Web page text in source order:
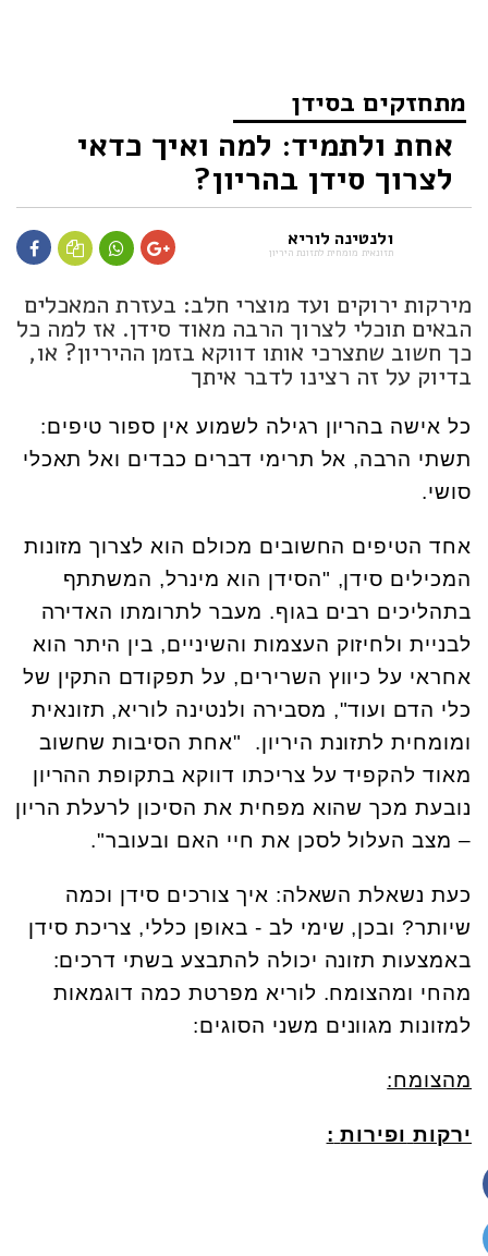
מתחזקים בסידן
אחת ולתמיד: למה ואיך כדאי
לצרוך סידן בהריון?
ולנטינה לוריא
תזונאית מומחית לתזונת היריון
מירקות ירוקים ועד מוצרי חלב: בעזרת המאכלים
הבאים תוכלי לצרוך הרבה מאוד סידן. אז למה כל
כך חשוב שתצרכי אותו דווקא בזמן ההיריון? או,
בדיוק על זה רצינו לדבר איתך
כל אישה בהריון רגילה לשמוע אין ספור טיפים:
תשתי הרבה, אל תרימי דברים כבדים ואל תאכלי
סושי.
אחד הטיפים החשובים מכולם הוא לצרוך מזונות
המכילים סידן, "הסידן הוא מינרל, המשתתף
בתהליכים רבים בגוף. מעבר לתרומתו האדירה
לבניית ולחיזוק העצמות והשיניים, בין היתר הוא
אחראי על כיווץ השרירים, על תפקודם התקין של
כלי הדם ועוד", מסבירה ולנטינה לוריא, תזונאית
ומומחית לתזונת היריון. "אחת הסיבות שחשוב
מאוד להקפיד על צריכתו דווקא בתקופת ההריון
נובעת מכך שהוא מפחית את הסיכון לרעלת הריון
– מצב העלול לסכן את חיי האם ובעובר".
כעת נשאלת השאלה: איך צורכים סידן וכמה
שיותר? ובכן, שימי לב - באופן כללי, צריכת סידן
באמצעות תזונה יכולה להתבצע בשתי דרכים:
מהחי ומהצומח. לוריא מפרטת כמה דוגמאות
למזונות מגוונים משני הסוגים:
מהצומח:
ירקות ופירות :